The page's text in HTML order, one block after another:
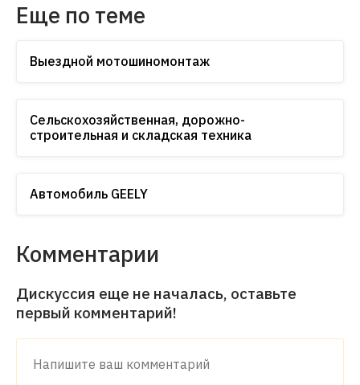
Еще по теме
Выездной мотошиномонтаж
Сельскохозяйственная, дорожно-
строительная и складская техника
Автомобиль GEELY
Комментарии
Дискуссия еще не началась, оставьте
первый комментарий!